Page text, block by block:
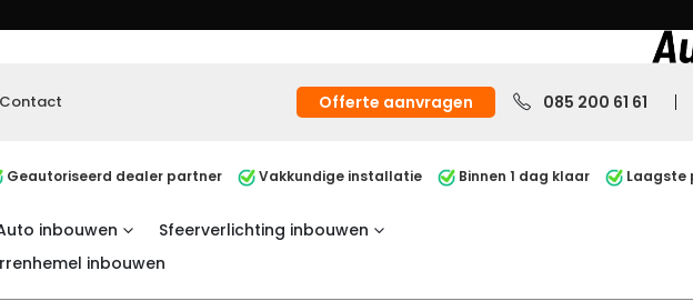
Contact Offerte aanvragen 085 200 61 61
Geautoriseerd dealer partner Vakkundige installatie Binnen 1 dag klaar Laagste
inbouwen
Sfeerverlichting inbouwen
inbouwen